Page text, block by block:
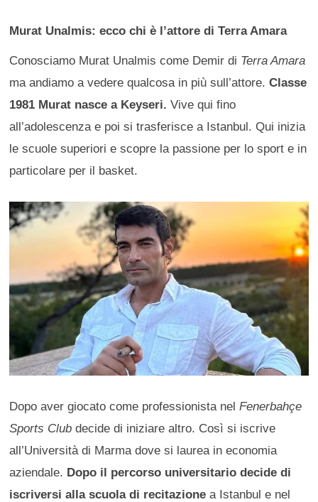
Murat Unalmis: ecco chi è l’attore di Terra Amara
Conosciamo Murat Unalmis come Demir di Terra Amara
ma andiamo a vedere qualcosa in più sull’attore. Classe
1981 Murat nasce a Keyseri. Vive qui fino
all’adolescenza e poi si trasferisce a Istanbul. Qui inizia
le scuole superiori e scopre la passione per lo sport e in
particolare per il basket.
Dopo aver giocato come professionista nel Fenerbahçe
Sports Club decide di iniziare altro. Così si iscrive
all’Università di Marma dove si laurea in economia
aziendale. Dopo il percorso universitario decide di
iscriversi alla scuola di recitazione a Istanbul e nel